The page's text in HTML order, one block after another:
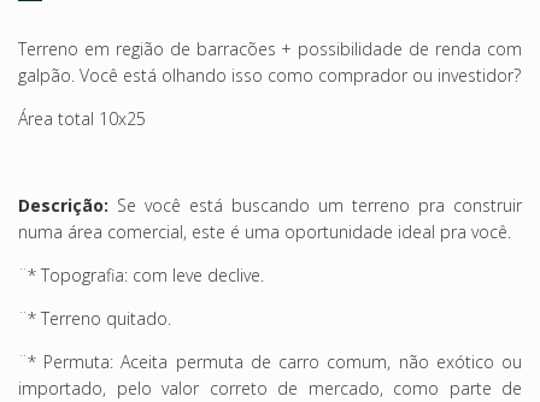
Terreno em região de barracões + possibilidade de renda com
galpão. Você está olhando isso como comprador ou investidor?
Área total 10x25
Descrição: Se você está buscando um terreno pra construir
numa área comercial, este é uma oportunidade ideal pra você.
¨* Topografia: com leve declive.
¨* Terreno quitado.
¨* Permuta: Aceita permuta de carro comum, não exótico ou
importado, pelo valor correto de mercado, como parte de